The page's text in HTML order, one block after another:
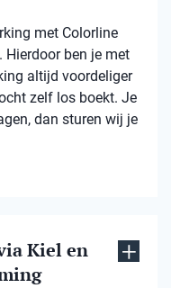
met Colorline
Hierdoor ben je met
altijd voordeliger
zelf los boekt. Je
dan sturen wij je
Kiel en